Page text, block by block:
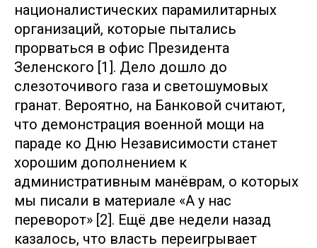
националистических парамилитарных
организаций, которые пытались
прорваться в офис Президента
Зеленского [1]. Дело дошло до
слезоточивого газа и светошумовых
гранат. Вероятно, на Банковой считают,
что демонстрация военной мощи на
параде ко Дню Независимости станет
хорошим дополнением к
административным манёврам, о которых
мы писали в материале «А у нас
переворот» [2]. Ещё две недели назад
казалось, что власть переигрывает